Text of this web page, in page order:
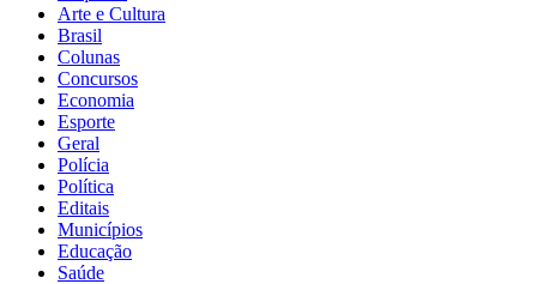
Arte e Cultura
Brasil
Colunas
Concursos
Economia
Esporte
Geral
Polícia
Política
Editais
Municípios
Educação
Saúde